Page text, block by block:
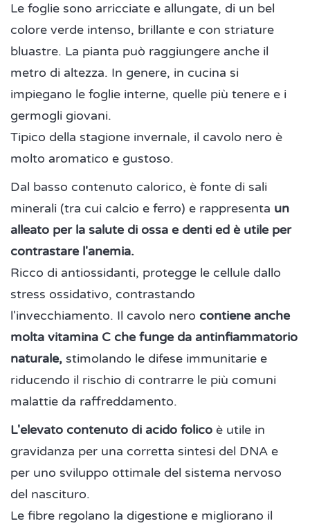
Le foglie sono arricciate e allungate, di un bel
colore verde intenso, brillante e con striature
bluastre. La pianta può raggiungere anche il
metro di altezza. In genere, in cucina si
impiegano le foglie interne, quelle più tenere e i
germogli giovani.
Tipico della stagione invernale, il cavolo nero è
molto aromatico e gustoso.
Dal basso contenuto calorico, è fonte di sali
minerali (tra cui calcio e ferro) e rappresenta un
alleato per la salute di ossa e denti ed è utile per
contrastare l'anemia.
Ricco di antiossidanti, protegge le cellule dallo
stress ossidativo, contrastando
l'invecchiamento. Il cavolo nero contiene anche
molta vitamina C che funge da antinfiammatorio
naturale, stimolando le difese immunitarie e
riducendo il rischio di contrarre le più comuni
malattie da raffreddamento.
L'elevato contenuto di acido folico è utile in
gravidanza per una corretta sintesi del DNA e
per uno sviluppo ottimale del sistema nervoso
del nascituro.
Le fibre regolano la digestione e migliorano il